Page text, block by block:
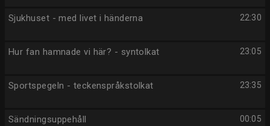
22:30
Sjukhuset - med livet i händerna
23:05
Hur fan hamnade vi här? - syntolkat
23:35
Sportspegeln - teckenspråkstolkat
00:05
Sändningsuppehåll